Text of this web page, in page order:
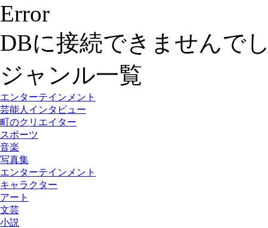
Error
DBに接続できませんで
ジャンル一覧
エンターテインメント
芸能人インタビュー
町のクリエイター
スポーツ
音楽
写真集
エンターテインメント
キャラクター
アート
文芸
小説